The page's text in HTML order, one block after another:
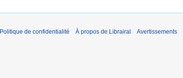
Politique de confidentialité À propos de Librairal Avertissements